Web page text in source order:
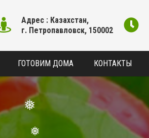
❅
Адрес : Казахстан,
г. Петропавловск, 150002
ГОТОВИМ ДОМА КОНТАКТЫ